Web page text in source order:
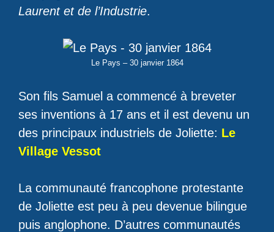
Laurent et de l’Industrie.
Le Pays – 30 janvier 1864
Son fils Samuel a commencé à breveter
ses inventions à 17 ans et il est devenu un
des principaux industriels de Joliette: Le
Village Vessot
La communauté francophone protestante
de Joliette est peu à peu devenue bilingue
puis anglophone. D’autres communautés